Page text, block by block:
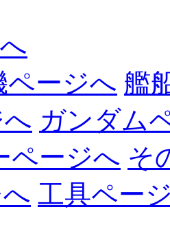
ページへ 艦
ガンダム
ページへ そ
工具ペー